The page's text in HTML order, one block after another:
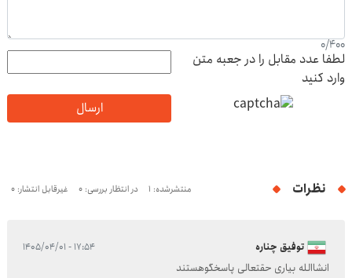
0/400
لطفا عدد مقابل را در جعبه متن
وارد کنید
ارسال
نظرات منتشرشده: 1 در انتظار بررسی: 0 غیرقابل انتشار: 0
توفیق چناره ۱۷:۵۴ - ۱۴۰۵/۰۴/۰۱
انشاالله بیاری حقتعالی پاسخگوهستند